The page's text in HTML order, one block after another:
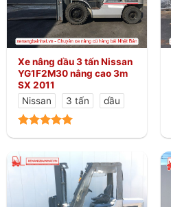
Xe nâng dầu 3 tấn Nissan
YG1F2M30 nâng cao 3m
SX 2011
Nissan
3 tấn dầu